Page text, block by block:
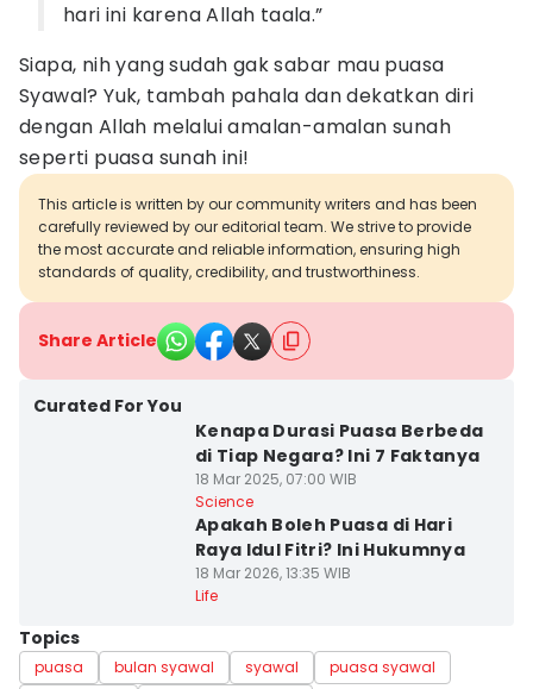
hari ini karena Allah taala.”
Siapa, nih yang sudah gak sabar mau puasa
Syawal? Yuk, tambah pahala dan dekatkan diri
dengan Allah melalui amalan-amalan sunah
seperti puasa sunah ini!
This article is written by our community writers and has been
carefully reviewed by our editorial team. We strive to provide
the most accurate and reliable information, ensuring high
standards of quality, credibility, and trustworthiness.
Share Article
Curated For You
Kenapa Durasi Puasa Berbeda
di Tiap Negara? Ini 7 Faktanya
18 Mar 2025, 07:00 WIB
Science
Apakah Boleh Puasa di Hari
Raya Idul Fitri? Ini Hukumnya
18 Mar 2026, 13:35 WIB
Life
Topics
puasa bulan syawal syawal
puasa syawal